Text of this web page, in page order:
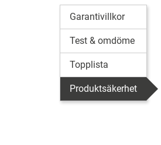
Garantivillkor
Test & omdöme
Topplista
Produktsäkerhet